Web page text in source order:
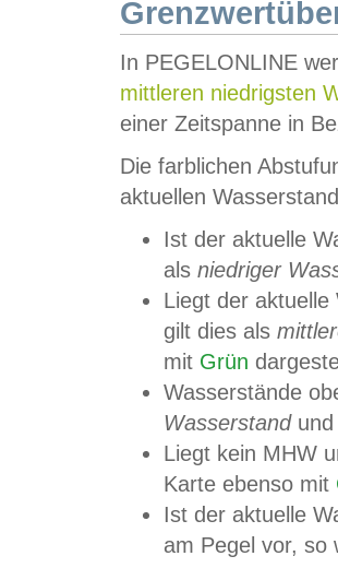
In PEGELONLINE
mittleren niedrigsten
einer Zeitspanne in
Die farblichen
aktuellen
Ist der aktuelle
als niedriger
Liegt der
gilt dies als
mit Grün
Wasserstände
Wasserstandund
Liegt kein MHW
Karte ebenso mit
Ist der aktuelle
am Pegel vor,